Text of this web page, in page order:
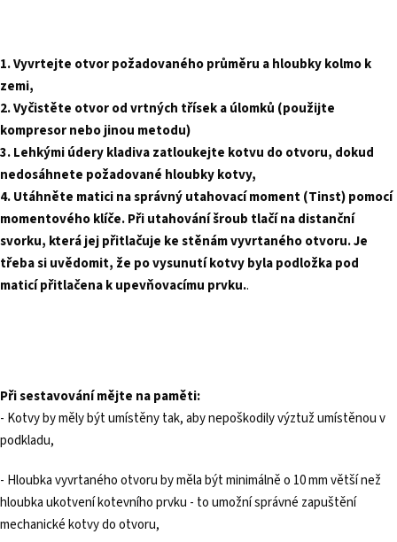
1. Vyvrtejte otvor požadovaného průměru a hloubky kolmo k
zemi,
2. Vyčistěte otvor od vrtných třísek a úlomků (použijte
kompresor nebo jinou metodu)
3. Lehkými údery kladiva zatloukejte kotvu do otvoru, dokud
nedosáhnete požadované hloubky kotvy,
4. Utáhněte matici na správný utahovací moment (Tinst) pomocí
momentového klíče. Při utahování šroub tlačí na distanční
svorku, která jej přitlačuje ke stěnám vyvrtaného otvoru. Je
třeba si uvědomit, že po vysunutí kotvy byla podložka pod
maticí přitlačena k upevňovacímu prvku..
Při sestavování mějte na paměti:
- Kotvy by měly být umístěny tak, aby nepoškodily výztuž umístěnou v
podkladu,
- Hloubka vyvrtaného otvoru by měla být minimálně o 10 mm větší než
hloubka ukotvení kotevního prvku - to umožní správné zapuštění
mechanické kotvy do otvoru,